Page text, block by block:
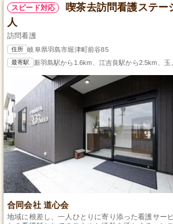
スピード対応
喫茶去訪問看護ステー
人
訪問看護
住所 岐阜県羽島市堀津町前谷85
最寄駅 新羽島駅から1.6km、江吉良駅から2.5km、
合同会社 道心会
地域に根差し、一人ひとりに寄り添った看護サー